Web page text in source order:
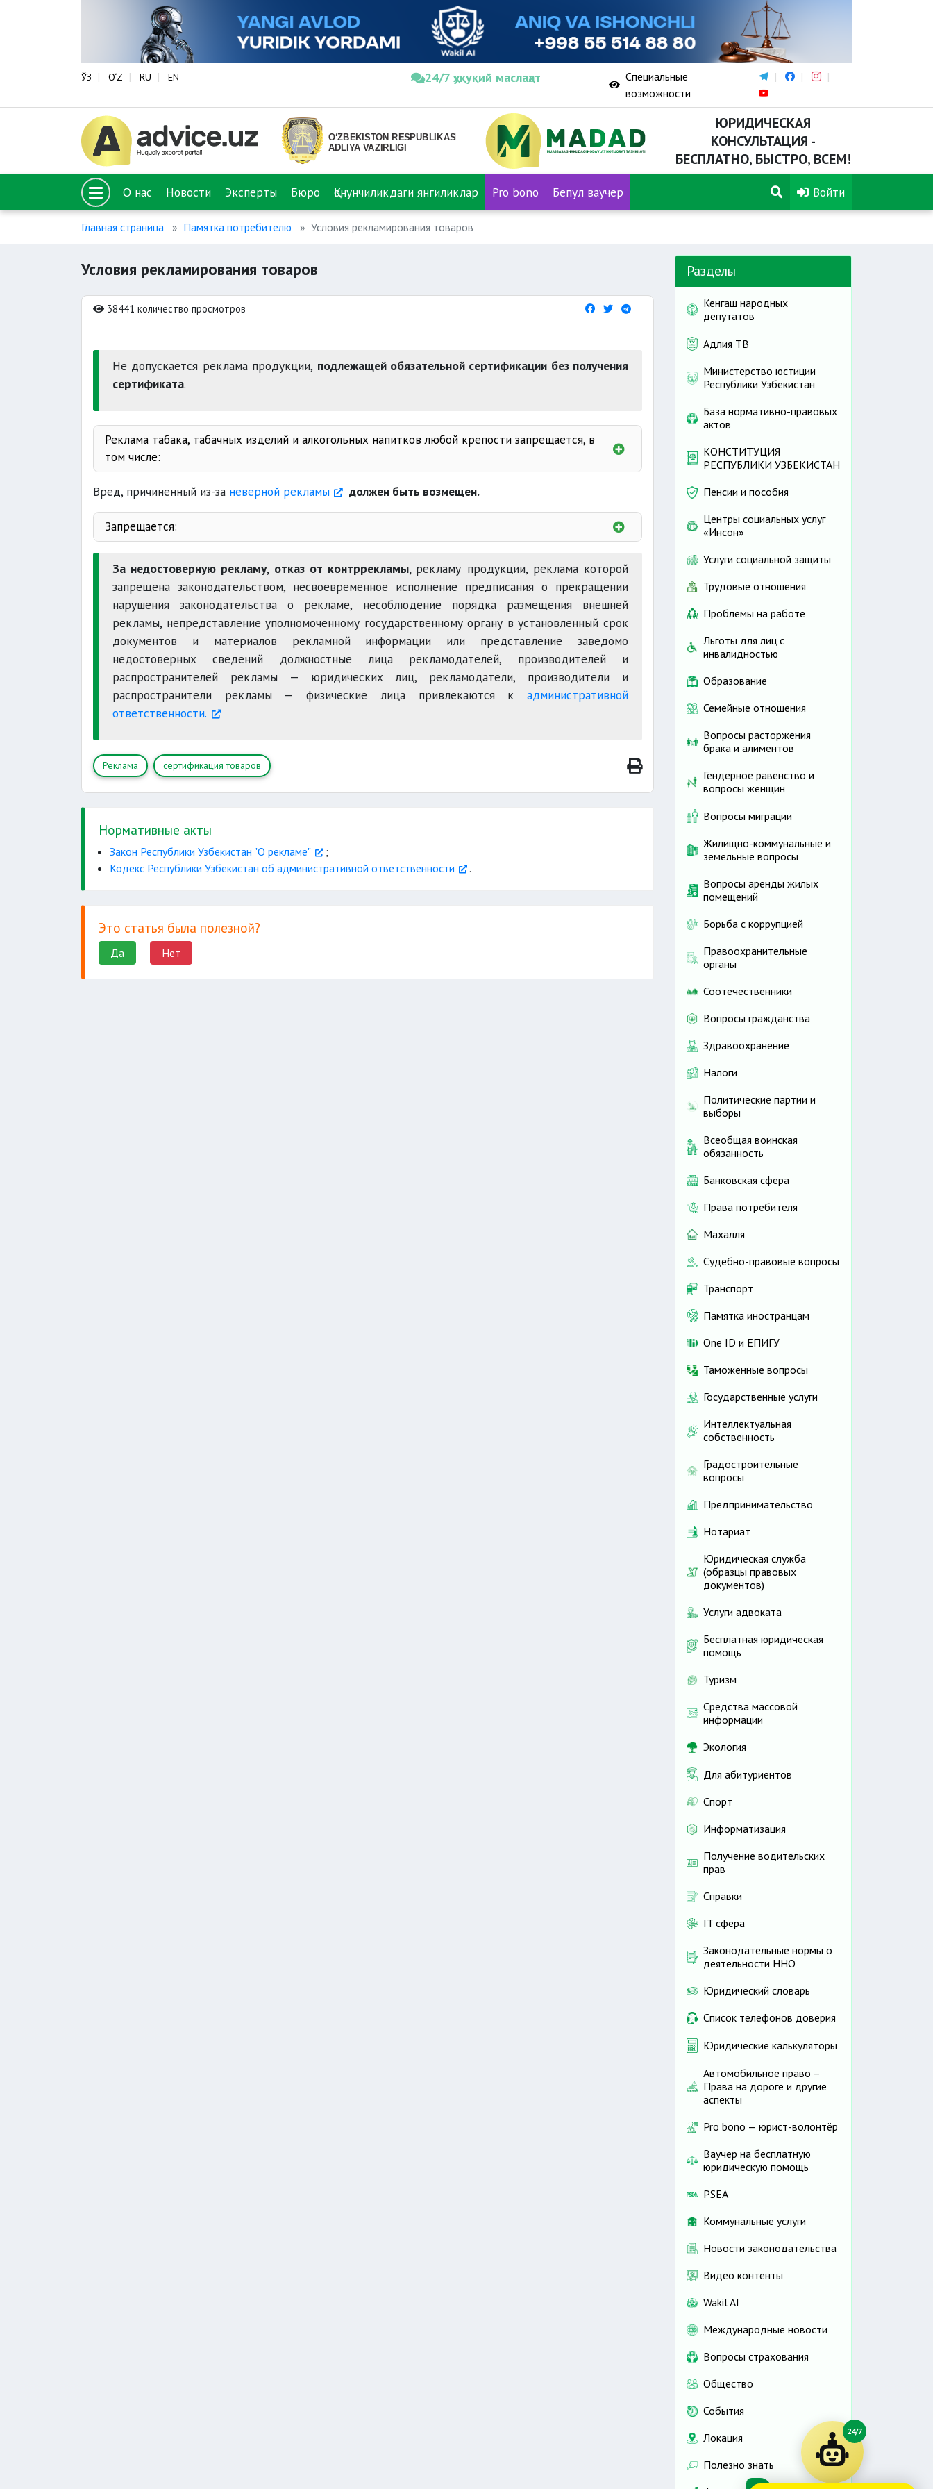
ЎЗ O‘Z RU EN 24/7 ҳуқуқий маслаҳат
Специальные
возможности
ЮРИДИЧЕСКАЯ
КОНСУЛЬТАЦИЯ -
БЕСПЛАТНО, БЫСТРО, ВСЕМ!
О нас Новости Эксперты Бюро Қонунчиликдаги янгиликлар Pro bono Бепул ваучер Войти
Главная страница Памятка потребителю Условия рекламирования товаров
Условия рекламирования товаров
38441 количество просмотров
Не допускается реклама продукции, подлежащей обязательной сертификации без получения
сертификата.
Реклама табака, табачных изделий и алкогольных напитков любой крепости запрещается, в
том числе:
алкогольных напитков;
местах торговых объектов.
Вред, причиненный из-за неверной рекламы должен быть возмещен.
Запрещается:
распространение и продажа игр
младше 14 лет
За недостоверную рекламу, отказ от контррекламы, рекламу продукции, реклама которой
запрещена законодательством, несвоевременное исполнение предписания о прекращении
нарушения законодательства о рекламе, несоблюдение порядка размещения внешней
рекламы, непредставление уполномоченному государственному органу в установленный срок
документов и материалов рекламной информации или представление заведомо
недостоверных сведений должностные лица рекламодателей, производителей и
распространителей рекламы — юридических лиц, рекламодатели, производители и
распространители рекламы — физические лица привлекаются к административной
ответственности.
Реклама сертификация товаров
Нормативные акты
Закон Республики Узбекистан "О рекламе"
;
Кодекс Республики Узбекистан об административной ответственности
.
Это статья была полезной?
Да Нет
Разделы
Кенгаш народных
депутатов
Адлия ТВ
Министерство юстиции
Республики Узбекистан
База нормативно-правовых
актов
КОНСТИТУЦИЯ
РЕСПУБЛИКИ УЗБЕКИСТАН
Пенсии и пособия
Центры социальных услуг
«Инсон»
Услуги социальной защиты
Трудовые отношения
Проблемы на работе
Льготы для лиц с
инвалидностью
Образование
Семейные отношения
Вопросы расторжения
брака и алиментов
Гендерное равенство и
вопросы женщин
Вопросы миграции
Жилищно-коммунальные и
земельные вопросы
Вопросы аренды жилых
помещений
Борьба с коррупцией
Правоохранительные
органы
Соотечественники
Вопросы гражданства
Здравоохранение
Налоги
Политические партии и
выборы
Всеобщая воинская
обязанность
Банковская сфера
Права потребителя
Махалля
Судебно-правовые вопросы
Транспорт
Памятка иностранцам
One ID и ЕПИГУ
Таможенные вопросы
Государственные услуги
Интеллектуальная
собственность
Градостроительные
вопросы
Предпринимательство
Нотариат
Юридическая служба
(образцы правовых
документов)
Услуги адвоката
Бесплатная юридическая
помощь
Туризм
Средства массовой
информации
Экология
Для абитуриентов
Спорт
Информатизация
Получение водительских
прав
Справки
IT сфера
Законодательные нормы о
деятельности ННО
Юридический словарь
Список телефонов доверия
Юридические калькуляторы
Автомобильное право –
Права на дороге и другие
аспекты
Pro bono — юрист-волонтёр
Ваучер на бесплатную
юридическую помощь
PSEA
Коммунальные услуги
Новости законодательства
Видео контенты
Wakil AI
Международные новости
Вопросы страхования
Общество
События
Локация
Полезно знать
24/7